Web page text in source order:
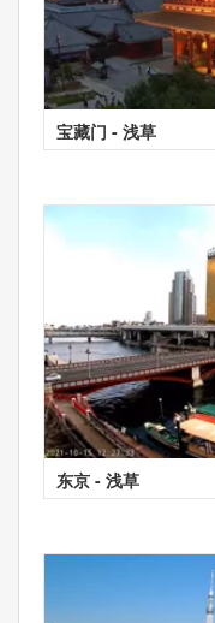
宝藏门 - 浅草
东京 - 浅草